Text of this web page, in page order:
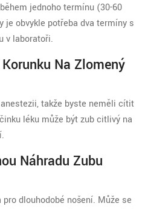
jednoho termínu (30-60
je obvykle potřeba dva termíny s
v laboratoři.
Na Zlomený
takže byste neměli cítit
léku může být zub citlivý na
Náhradu Zubu
dlouhodobé nošení. Může se